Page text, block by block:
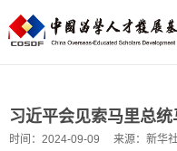
习近平会见索马里总
时间： 2024-09-09 来源： 新华